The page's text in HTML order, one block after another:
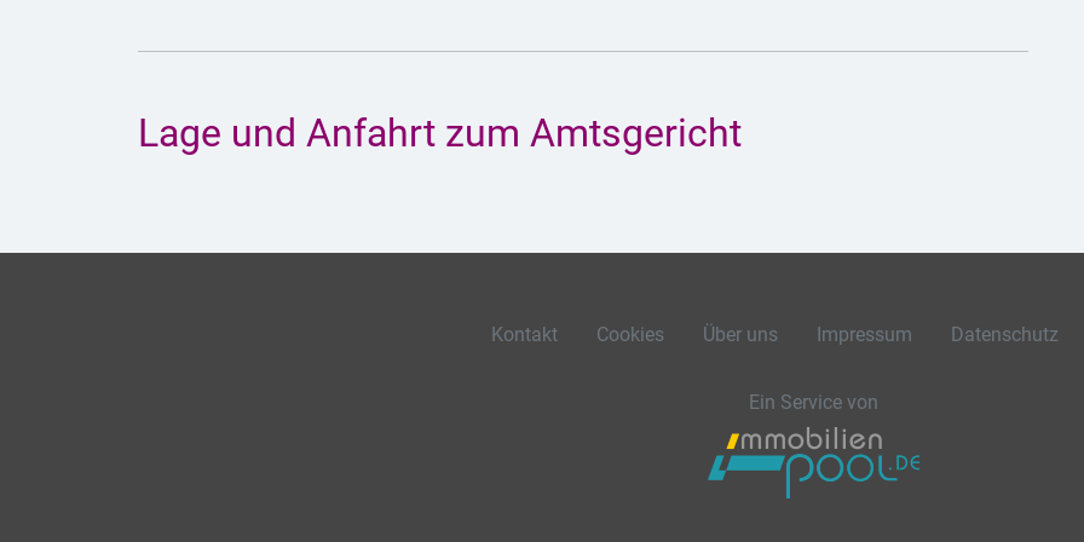
Lage und Anfahrt zum Amtsgericht
Kontakt Cookies Über uns Impressum Datenschutz
Ein Service von